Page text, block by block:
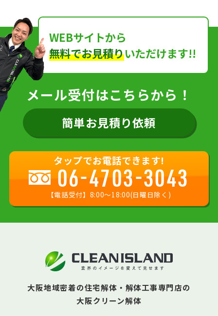
WEBサイトから
無料でお見積りいただけます!!
メール受付はこちらから！
簡単お見積り依頼
タップでお電話できます!
06-4703-3043
【電話受付】8:00〜18:00(日曜日除く)
大阪地域密着の住宅解体・解体工事専門店の
大阪クリーン解体